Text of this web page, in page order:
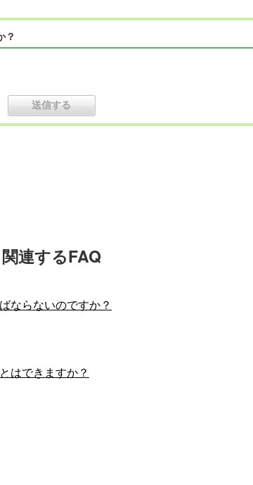
？
関連するFAQ
ならないのですか？
はできますか？